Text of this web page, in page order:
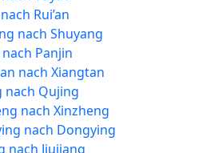
Rui’an
nach Shuyang
Panjin
nach Xiangtan
nach Qujing
nach Xinzheng
nach Dongying
nach Jiujiang